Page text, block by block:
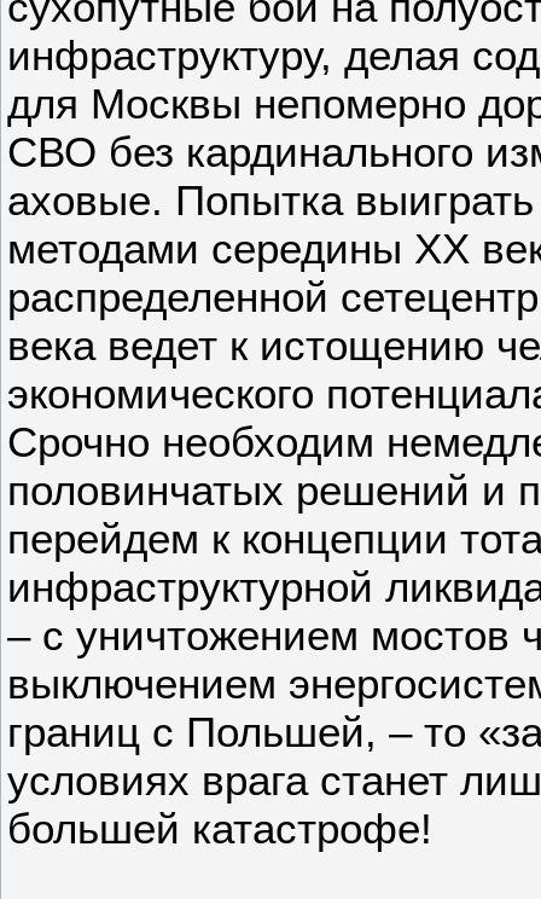
инфраструктуру, делая
для Москвы непомерно
СВО без кардинального
аховые. Попытка
методами середины XX
распределенной
века ведет к истощению
экономического
Срочно необходим
половинчатых решений и
перейдем к концепции
инфраструктурной
– с уничтожением мостов
выключением
границ с Польшей, – то
условиях врага станет
большей катастрофе!